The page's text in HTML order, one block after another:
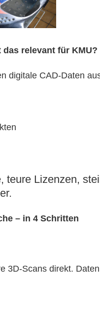
relevant für KMU?
digitale CAD-Daten
teure Lizenzen,
– in 4 Schritten
3D-Scans direkt.